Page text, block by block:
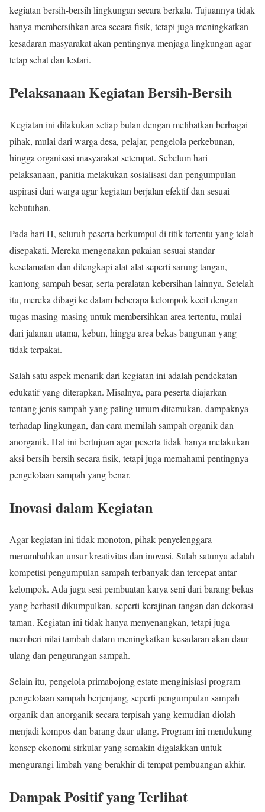
kegiatan bersih-bersih lingkungan secara berkala. Tujuannya tidak
hanya membersihkan area secara fisik, tetapi juga meningkatkan
kesadaran masyarakat akan pentingnya menjaga lingkungan agar
tetap sehat dan lestari.
Pelaksanaan Kegiatan Bersih-Bersih
Kegiatan ini dilakukan setiap bulan dengan melibatkan berbagai
pihak, mulai dari warga desa, pelajar, pengelola perkebunan,
hingga organisasi masyarakat setempat. Sebelum hari
pelaksanaan, panitia melakukan sosialisasi dan pengumpulan
aspirasi dari warga agar kegiatan berjalan efektif dan sesuai
kebutuhan.
Pada hari H, seluruh peserta berkumpul di titik tertentu yang telah
disepakati. Mereka mengenakan pakaian sesuai standar
keselamatan dan dilengkapi alat-alat seperti sarung tangan,
kantong sampah besar, serta peralatan kebersihan lainnya. Setelah
itu, mereka dibagi ke dalam beberapa kelompok kecil dengan
tugas masing-masing untuk membersihkan area tertentu, mulai
dari jalanan utama, kebun, hingga area bekas bangunan yang
tidak terpakai.
Salah satu aspek menarik dari kegiatan ini adalah pendekatan
edukatif yang diterapkan. Misalnya, para peserta diajarkan
tentang jenis sampah yang paling umum ditemukan, dampaknya
terhadap lingkungan, dan cara memilah sampah organik dan
anorganik. Hal ini bertujuan agar peserta tidak hanya melakukan
aksi bersih-bersih secara fisik, tetapi juga memahami pentingnya
pengelolaan sampah yang benar.
Inovasi dalam Kegiatan
Agar kegiatan ini tidak monoton, pihak penyelenggara
menambahkan unsur kreativitas dan inovasi. Salah satunya adalah
kompetisi pengumpulan sampah terbanyak dan tercepat antar
kelompok. Ada juga sesi pembuatan karya seni dari barang bekas
yang berhasil dikumpulkan, seperti kerajinan tangan dan dekorasi
taman. Kegiatan ini tidak hanya menyenangkan, tetapi juga
memberi nilai tambah dalam meningkatkan kesadaran akan daur
ulang dan pengurangan sampah.
Selain itu, pengelola primabojong estate menginisiasi program
pengelolaan sampah berjenjang, seperti pengumpulan sampah
organik dan anorganik secara terpisah yang kemudian diolah
menjadi kompos dan barang daur ulang. Program ini mendukung
konsep ekonomi sirkular yang semakin digalakkan untuk
mengurangi limbah yang berakhir di tempat pembuangan akhir.
Dampak Positif yang Terlihat